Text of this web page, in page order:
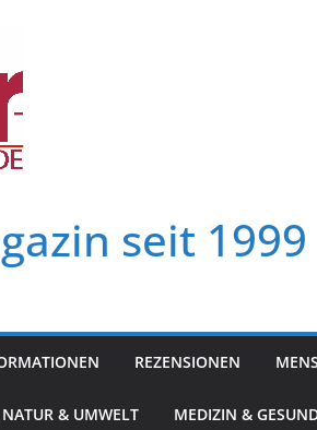
seit 1999
REZENSIONEN
NATUR & UMWELT MEDIZIN &